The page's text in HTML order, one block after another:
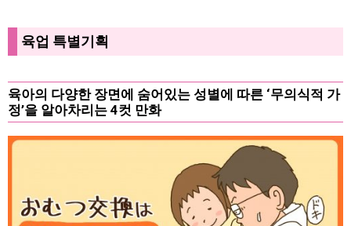
육업 특별기획
육아의 다양한 장면에 숨어있는 성별에 따른 ‘무의식적 가
정’을 알아차리는 4컷 만화